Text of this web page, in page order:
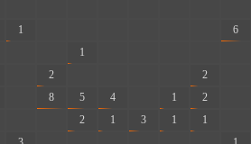
1
6
1
2 2
8 5 4 1 2
2 1 3 1 1